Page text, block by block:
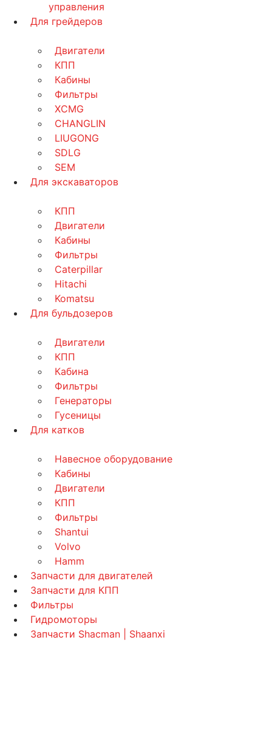
управления
Для грейдеров
Двигатели
КПП
Кабины
Фильтры
XCMG
CHANGLIN
LIUGONG
SDLG
SEM
Для экскаваторов
КПП
Двигатели
Кабины
Фильтры
Caterpillar
Hitachi
Komatsu
Для бульдозеров
Двигатели
КПП
Кабина
Фильтры
Генераторы
Гусеницы
Для катков
Навесное оборудование
Кабины
Двигатели
КПП
Фильтры
Shantui
Volvo
Hamm
Запчасти для двигателей
Запчасти для КПП
Фильтры
Гидромоторы
Запчасти Shacman | Shaanxi